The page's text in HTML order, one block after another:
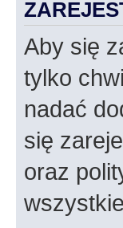
Aby się
tylko
nadać
się
oraz